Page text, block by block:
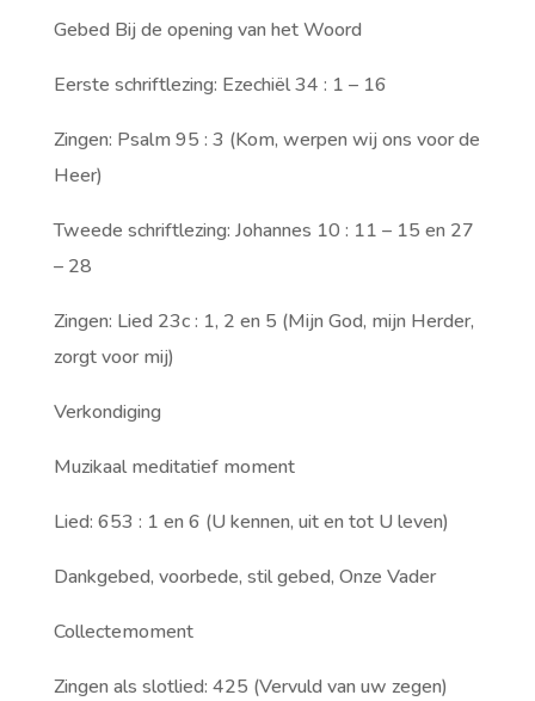
Gebed Bij de opening van het Woord
Eerste schriftlezing: Ezechiël 34 : 1 – 16
Zingen: Psalm 95 : 3 (Kom, werpen wij ons voor de
Heer)
Tweede schriftlezing: Johannes 10 : 11 – 15 en 27
– 28
Zingen: Lied 23c : 1, 2 en 5 (Mijn God, mijn Herder,
zorgt voor mij)
Verkondiging
Muzikaal meditatief moment
Lied: 653 : 1 en 6 (U kennen, uit en tot U leven)
Dankgebed, voorbede, stil gebed, Onze Vader
Collectemoment
Zingen als slotlied: 425 (Vervuld van uw zegen)